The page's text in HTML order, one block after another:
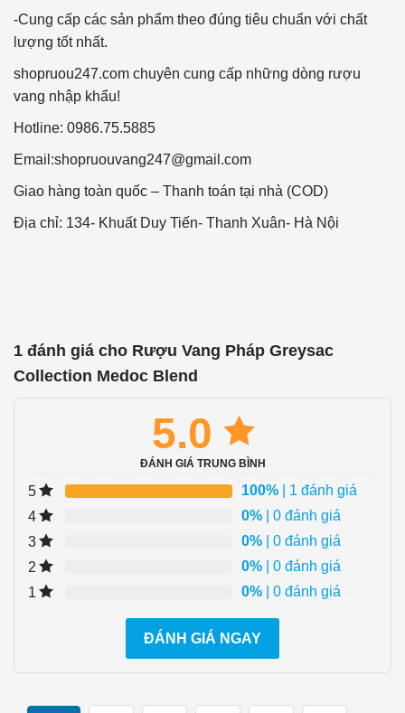
-Cung cấp các sản phẩm theo đúng tiêu chuẩn với chất
lượng tốt nhất.
shopruou247.com chuyên cung cấp những dòng rượu
vang nhập khẩu!
Hotline: 0986.75.5885
Email:shopruouvang247@gmail.com
Giao hàng toàn quốc – Thanh toán tại nhà (COD)
Địa chỉ: 134- Khuất Duy Tiến- Thanh Xuân- Hà Nội
1 đánh giá cho Rượu Vang Pháp Greysac
Collection Medoc Blend
5.0
ĐÁNH GIÁ TRUNG BÌNH
5 100% | 1 đánh giá
4
0% | 0 đánh giá
3
0% | 0 đánh giá
2
0% | 0 đánh giá
1
0% | 0 đánh giá
ĐÁNH GIÁ NGAY